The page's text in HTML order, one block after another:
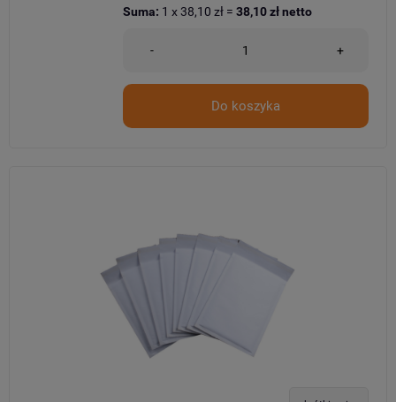
- +
Do koszyka
Suma: 1 x38,10 zł = 38,10 złnetto